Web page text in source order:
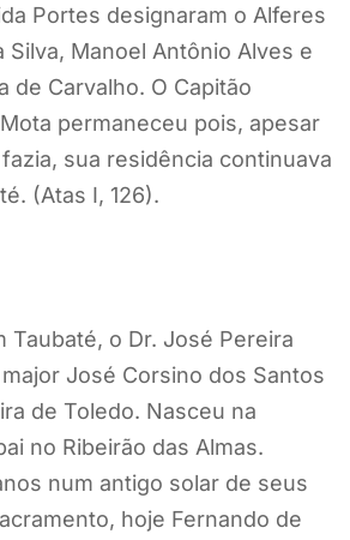
Portes designaram o Alferes
Silva, Manoel Antônio Alves e
de Carvalho. O Capitão
permaneceu pois, apesar
sua residência continuava
(Atas I, 126).
Taubaté, o Dr. José Pereira
José Corsino dos Santos
de Toledo. Nasceu na
no Ribeirão das Almas.
num antigo solar de seus
hoje Fernando de